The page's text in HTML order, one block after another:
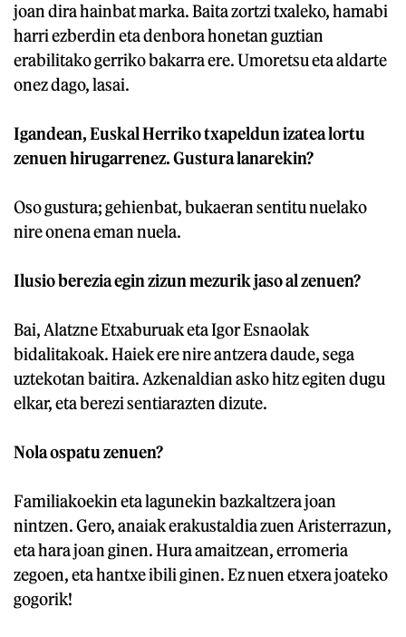
joan dira hainbat marka. Baita zortzi txaleko, hamabi
harri ezberdin eta denbora honetan guztian
erabilitako gerriko bakarra ere. Umoretsu eta aldarte
onez dago, lasai.
Igandean, Euskal Herriko txapeldun izatea lortu
zenuen hirugarrenez. Gustura lanarekin?
Oso gustura; gehienbat, bukaeran sentitu nuelako
nire onena eman nuela.
Ilusio berezia egin zizun mezurik jaso al zenuen?
Bai, Alatzne Etxaburuak eta Igor Esnaolak
bidalitakoak. Haiek ere nire antzera daude, sega
uztekotan baitira. Azkenaldian asko hitz egiten dugu
elkar, eta berezi sentiarazten dizute.
Nola ospatu zenuen?
Familiakoekin eta lagunekin bazkaltzera joan
nintzen. Gero, anaiak erakustaldia zuen Aristerrazun,
eta hara joan ginen. Hura amaitzean, erromeria
zegoen, eta hantxe ibili ginen. Ez nuen etxera joateko
gogorik!